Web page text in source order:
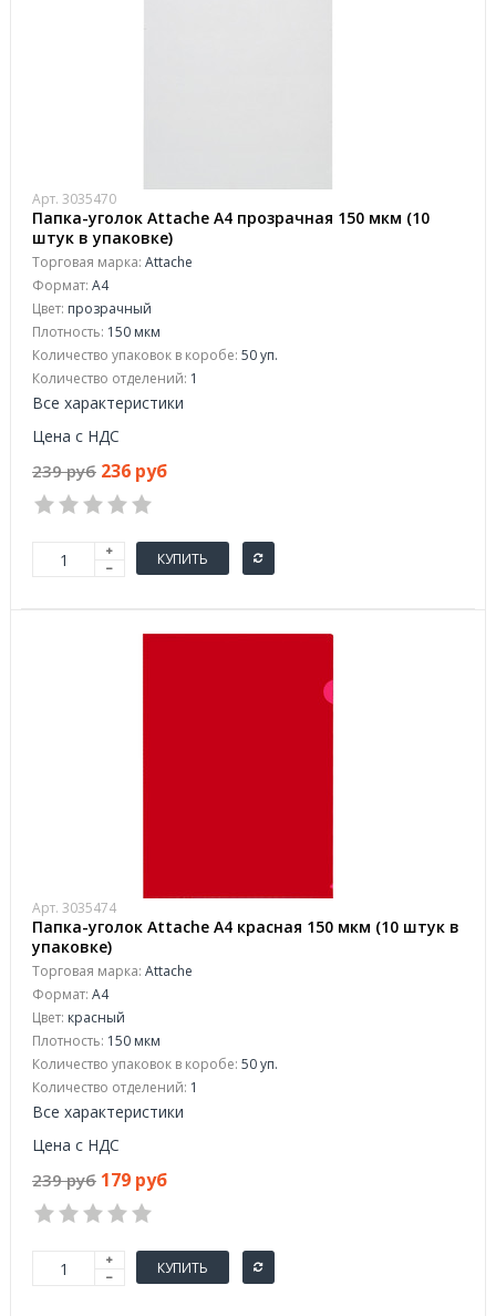
Арт. 3035470
Папка-уголок Attache A4 прозрачная 150 мкм (10
штук в упаковке)
Торговая марка: Attache
Формат: A4
Цвет: прозрачный
Плотность: 150 мкм
Количество упаковок в коробе: 50 уп.
Количество отделений: 1
Все характеристики
Цена с НДС
239 руб 236 руб
КУПИТЬ
Арт. 3035474
Папка-уголок Attache A4 красная 150 мкм (10 штук в
упаковке)
Торговая марка: Attache
Формат: A4
Цвет: красный
Плотность: 150 мкм
Количество упаковок в коробе: 50 уп.
Количество отделений: 1
Все характеристики
Цена с НДС
239 руб 179 руб
КУПИТЬ